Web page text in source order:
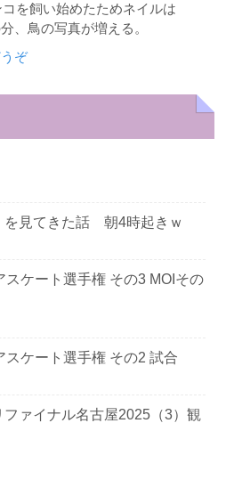
を飼い始めたためネイルは
、鳥の写真が増える。
ぞ
を見てきた話 朝4時起きｗ
ケート選手権 その3 MOIその
ケート選手権 その2 試合
ァイナル名古屋2025（3）観